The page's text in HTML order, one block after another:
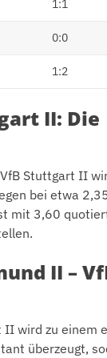
1:1
0:0
1:2
II: Die
Stuttgart II
bei etwa
mit 3,60
II –
wird zu einem
überzeugt,